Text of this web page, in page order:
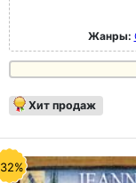
Жанры:
Хит продаж